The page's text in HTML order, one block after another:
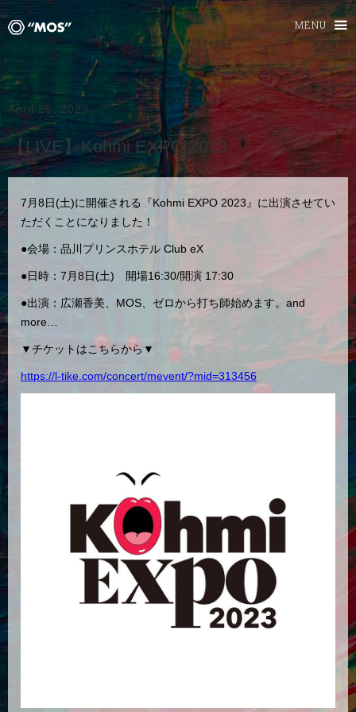
MENU
April 25, 2023
【LIVE】Kohmi EXPO 2023
7月8日(土)に開催される『Kohmi EXPO 2023』に出演させてい
ただくことになりました！
●会場：品川プリンスホテル Club eX
●日時：7月8日(土) 開場16:30/開演 17:30
●出演：広瀬香美、MOS、ゼロから打ち師始めます。and
more…
▼チケットはこちらから▼
https://l-tike.com/concert/mevent/?mid=313456